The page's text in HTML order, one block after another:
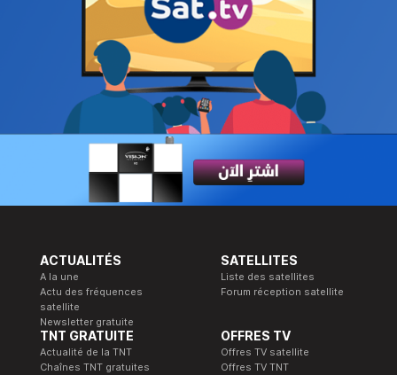
ACTUALITÉS
A la une
Actu des fréquences
satellite
Newsletter gratuite
SATELLITES
Liste des satellites
Forum réception satellite
TNT GRATUITE
Actualité de la TNT
Chaînes TNT gratuites
OFFRES TV
Offres TV satellite
Offres TV TNT